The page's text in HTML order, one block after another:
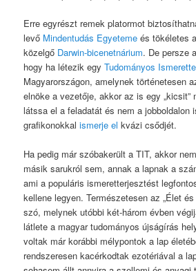
Erre egyrészt remek platormot
levő Mindentudás Egyeteme és tökéletes
közelgő Darwin-bicenetnárium. De persze
hogy ha létezik egyTudományos
Magyarországon, amelynek történetesen
elnöke a vezetője, akkor az is egy „kicsit”
látssa el a feladatát és nem a jobboldalon
grafikonokkalismerje el kvázi csődjét.
Ha pedig már szóbakerült a TIT, akkor
másik sarukról sem, annak a lapnak a
ami a populáris ismeretterjesztést
kellene legyen. Természetesen az „Élet és
szó, melynek utóbbi két-három évben
látlete a magyar tudományos újságírás
voltak már korábbi mélypontok a lap
rendszeresen kacérkodtak ezotériával a